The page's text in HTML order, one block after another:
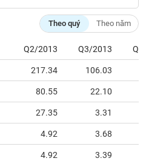
Theo quý Theo năm
Q2/2013 Q3/2013
217.34 106.03
80.55 22.10
27.35 3.31
4.92 3.68
4.92 3.39